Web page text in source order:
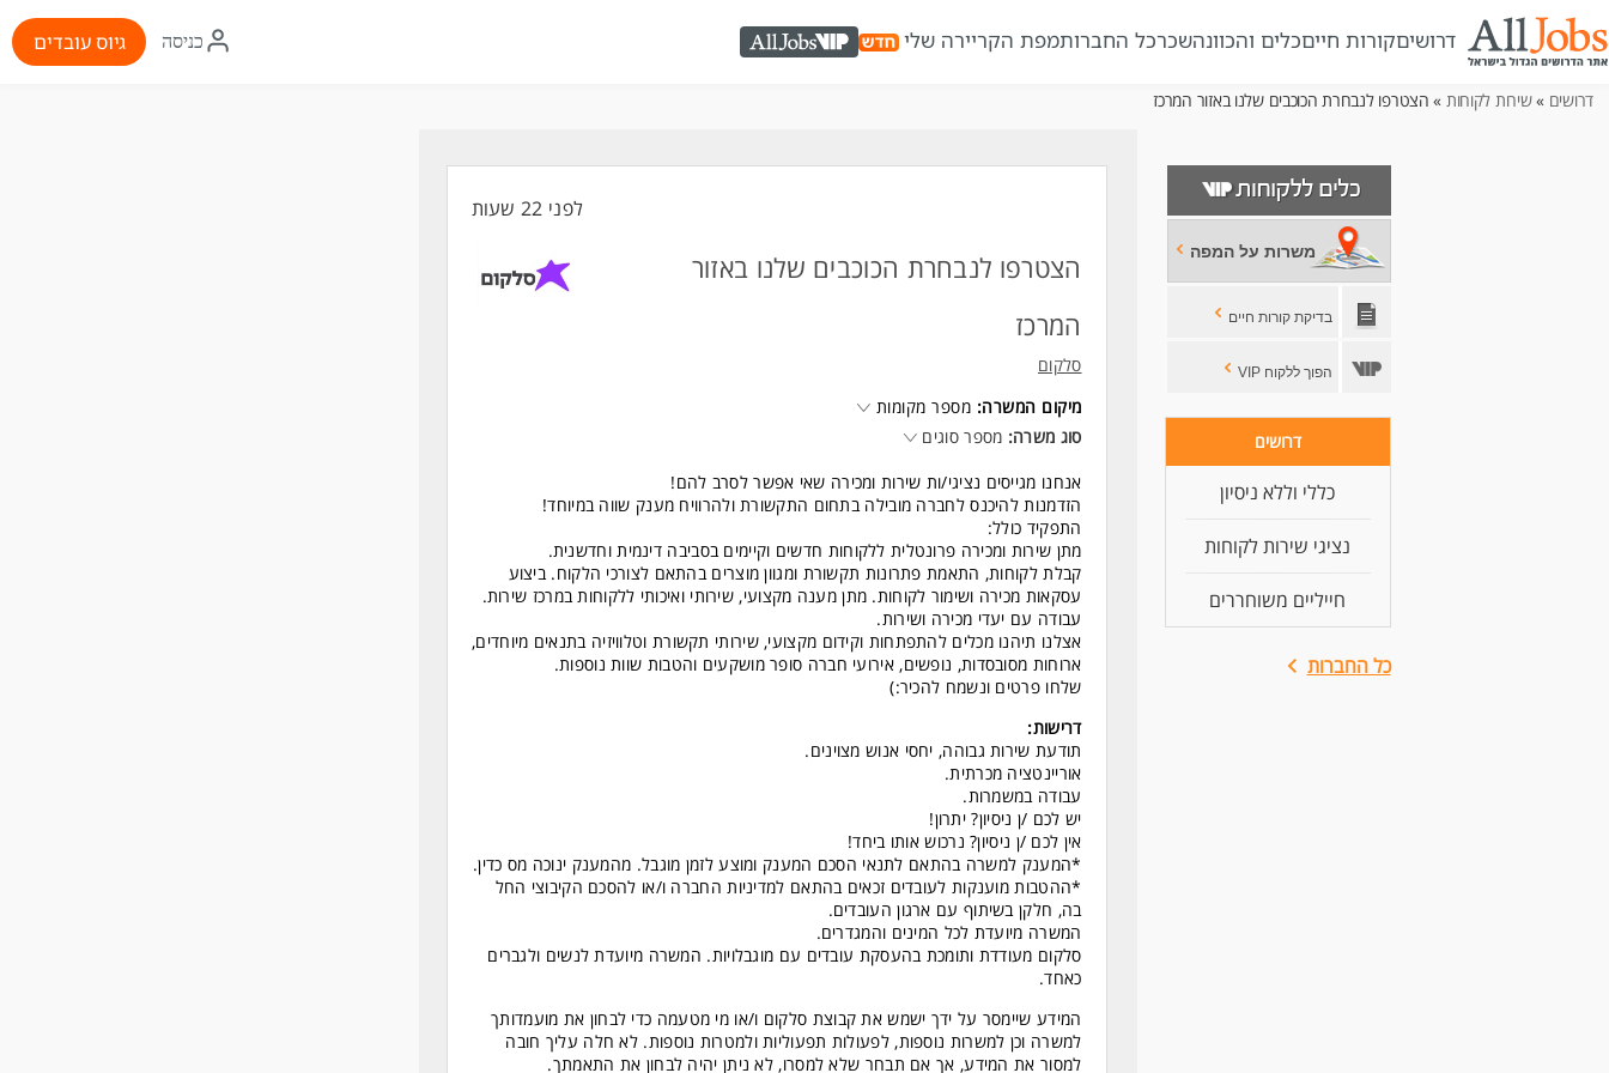
דרושיםקורות חייםכלים והכוונהשכרכל החברותמפת הקריירה שלי AllJobs VIP
איקון
התחברות
כניסה גיוס עובדים
דרושים »שירות לקוחות » הצטרפו לנבחרת הכוכבים שלנו באזור המרכז
משרות על המפה
בדיקת קורות חיים
הפוך ללקוח VIP
דרושים
כללי וללא ניסיון
נציגי שירות לקוחות
חייליים משוחררים
כל החברות
לפני 22 שעות
הצטרפו לנבחרת הכוכבים שלנו באזור
המרכז
סלקום
מיקום המשרה: מספר מקומות
סוג משרה: מספר סוגים
אנחנו מגייסים נציגי/ות שירות ומכירה שאי אפשר לסרב להם!
הזדמנות להיכנס לחברה מובילה בתחום התקשורת ולהרוויח מענק שווה במיוחד!
התפקיד כולל:
מתן שירות ומכירה פרונטלית ללקוחות חדשים וקיימים בסביבה דינמית וחדשנית.
קבלת לקוחות, התאמת פתרונות תקשורת ומגוון מוצרים בהתאם לצורכי הלקוח. ביצוע
עסקאות מכירה ושימור לקוחות. מתן מענה מקצועי, שירותי ואיכותי ללקוחות במרכז שירות.
עבודה עם יעדי מכירה ושירות.
אצלנו תיהנו מכלים להתפתחות וקידום מקצועי, שירותי תקשורת וטלוויזיה בתנאים מיוחדים,
ארוחות מסובסדות, נופשים, אירועי חברה סופר מושקעים והטבות שוות נוספות.
שלחו פרטים ונשמח להכיר:)
דרישות:
תודעת שירות גבוהה, יחסי אנוש מצוינים.
אוריינטציה מכרתית.
עבודה במשמרות.
יש לכם /ן ניסיון? יתרון!
אין לכם /ן ניסיון? נרכוש אותו ביחד!
*המענק למשרה בהתאם לתנאי הסכם המענק ומוצע לזמן מוגבל. מהמענק ינוכה מס כדין.
*ההטבות מוענקות לעובדים זכאים בהתאם למדיניות החברה ו/או להסכם הקיבוצי החל
בה, חלקן בשיתוף עם ארגון העובדים.
המשרה מיועדת לכל המינים והמגדרים.
סלקום מעודדת ותומכת בהעסקת עובדים עם מוגבלויות. המשרה מיועדת לנשים ולגברים
כאחד.
המידע שיימסר על ידך ישמש את קבוצת סלקום ו/או מי מטעמה כדי לבחון את מועמדותך
למשרה וכן למשרות נוספות, לפעולות תפעוליות ולמטרות נוספות. לא חלה עליך חובה
למסור את המידע, אך אם תבחר שלא למסרו, לא ניתן יהיה לבחון את התאמתך.